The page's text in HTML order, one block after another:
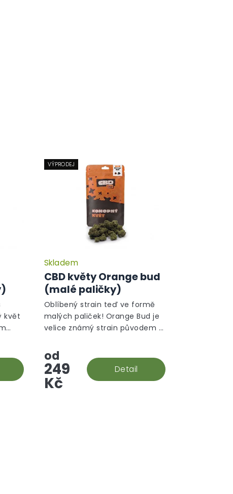
květ
VÝPRODEJ
CBD květy Orange bud
(malé paličky)
Skladem
od
249
Kč
Detail
Oblíbený strain teď ve formě
malých paliček! Orange Bud je
velice známý strain původem z
převládá sativní gen a ten je na
první pohled ihned vidět.